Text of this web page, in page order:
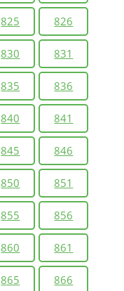
825 826
830 831
835 836
840 841
845 846
850 851
855 856
860 861
865 866